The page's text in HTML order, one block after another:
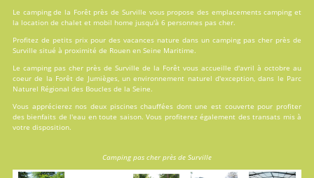
Le camping de la Forêt près de Surville vous propose des emplacements camping et
la locationde chalet et mobil home jusqu'à 6 personnes pas cher.
Profitez de petits prix pour des vacances nature dans un camping pas cher près de
Surville situé à proximité de Rouen en Seine Maritime.
Le camping pas cher près de Surville de la Forêt vous accueille d'avril à octobre au
coeur de la Forêt de Jumièges, un environnement naturel d'exception, dans le Parc
Naturel Régional des Boucles de la Seine.
Vous apprécierez nos deux piscineschauffées dont une est couverte pour profiter
des bienfaits de l'eau en toute saison. Vous profiterez également des transats mis à
votre disposition.
Camping pas cher près de Surville